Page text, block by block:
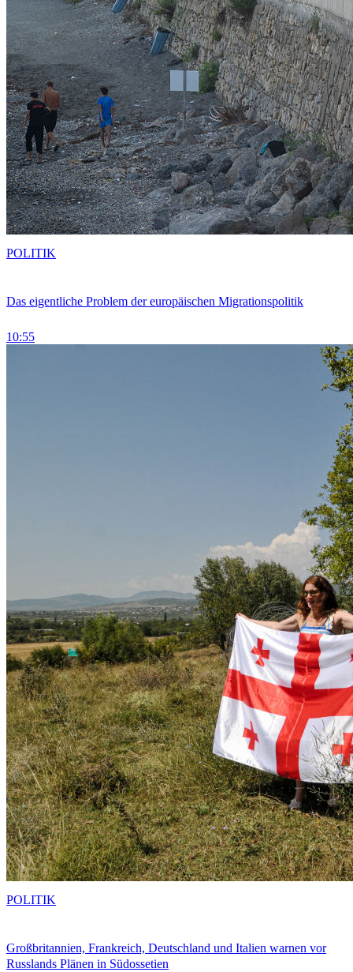
Das eigentliche Problem der europäischen Migrationspolitik
10:55
POLITIK
Großbritannien, Frankreich, Deutschland und Italien warnen vor
Russlands Plänen in Südossetien
POLITIK